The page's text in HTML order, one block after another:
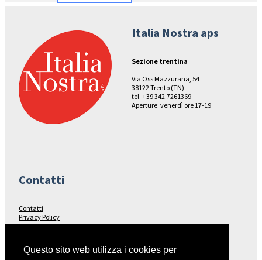
Italia Nostra aps
Sezione trentina
Via Oss Mazzurana, 54
38122 Trento (TN)
tel. +39 342.7261369
Aperture: venerdì ore 17-19
Contatti
Contatti
Privacy Policy
Seguici su…
Questo sito web utilizza i cookies per